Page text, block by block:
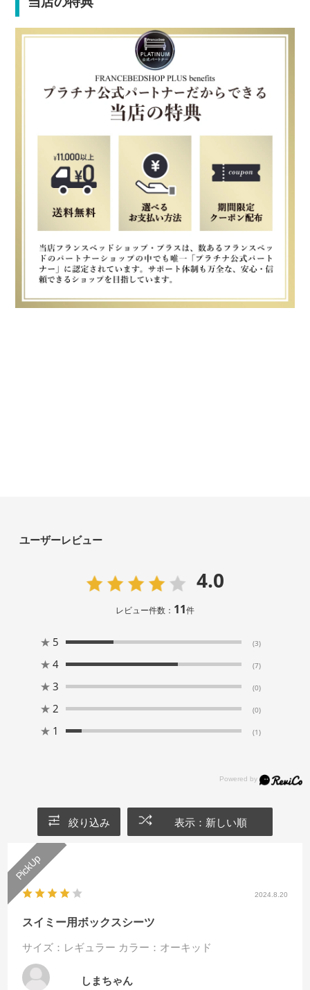
ユーザーレビュー
4.0
レビュー件数： 11件
★ 5 (3)
★ 4 (7)
★ 3 (0)
★ 2 (0)
★ 1 (1)
絞り込み 表示：新しい順
2024.8.20
スイミー用ボックスシーツ
サイズ：レギュラー カラー：オーキッド
しまちゃん